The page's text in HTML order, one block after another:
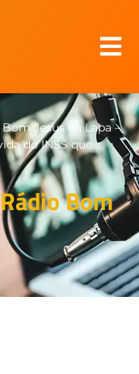
Jesus da Lapa –
do INSS que
Rádio Bom